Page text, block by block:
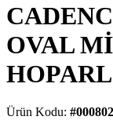
OVAL
Ürün Kodu: